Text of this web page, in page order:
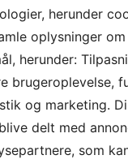
herunder
oplysninger
herunder:
brugeroplevelse,
og marketing.
delt med
som